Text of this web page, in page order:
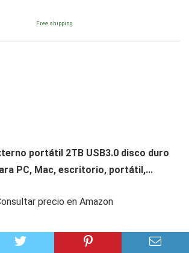
Free shipping
portátil 2TB USB3.0 disco duro
PC, Mac, escritorio, portátil,...
precio en Amazon